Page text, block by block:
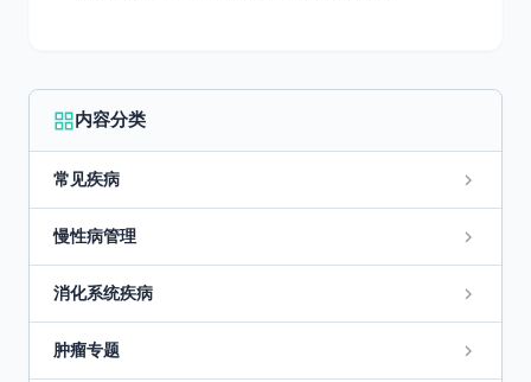
内容分类
常见疾病
慢性病管理
消化系统疾病
肿瘤专题